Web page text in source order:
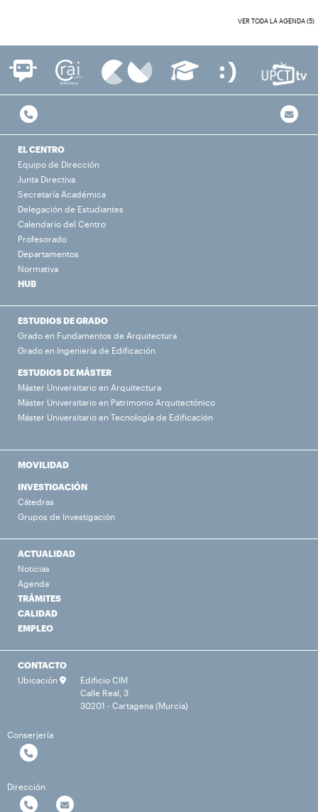
VER TODA LA AGENDA (5)
EL CENTRO
Equipo de Dirección
Junta Directiva
Secretaría Académica
Delegación de Estudiantes
Calendario del Centro
Profesorado
Departamentos
Normativa
HUB
ESTUDIOS DE GRADO
Grado en Fundamentos de Arquitectura
Grado en Ingeniería de Edificación
ESTUDIOS DE MÁSTER
Máster Universitario en Arquitectura
Máster Universitario en Patrimonio Arquitectónico
Máster Universitario en Tecnología de Edificación
MOVILIDAD
INVESTIGACIÓN
Cátedras
Grupos de Investigación
ACTUALIDAD
Noticias
Agenda
TRÁMITES
CALIDAD
EMPLEO
CONTACTO
Ubicación
Edificio CIM
Calle Real, 3
30201 - Cartagena (Murcia)
Conserjería
Dirección